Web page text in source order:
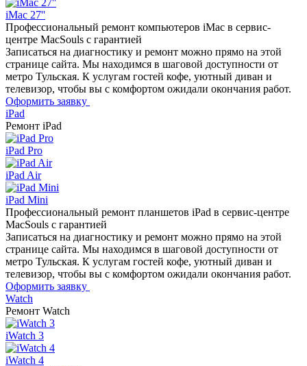
iMac 27''
Профессиональный ремонт компьютеров iMac в сервис-
центре MacSouls с гарантией
Записаться на диагностику и ремонт можно прямо на этой
странице сайта. Мы находимся в шаговой доступности от
метро Тульская. К услугам гостей кофе, уютный диван и
телевизор, чтобы вы с комфортом ожидали окончания работ.
Оформить заявку
iPad
Ремонт iPad
iPad Pro
iPad Air
iPad Mini
Профессиональный ремонт планшетов iPad в сервис-центре
MacSouls с гарантией
Записаться на диагностику и ремонт можно прямо на этой
странице сайта. Мы находимся в шаговой доступности от
метро Тульская. К услугам гостей кофе, уютный диван и
телевизор, чтобы вы с комфортом ожидали окончания работ.
Оформить заявку
Watch
Ремонт Watch
iWatch 3
iWatch 4